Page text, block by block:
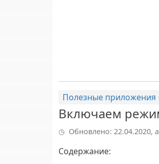
Полезные приложения
Включаем
Обновлено: 22.04.2020,
Содержание: